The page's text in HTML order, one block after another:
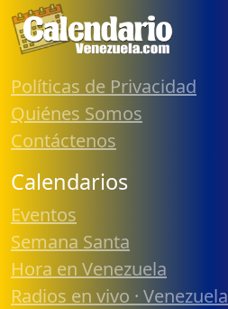
Políticas de Privacidad
Quiénes Somos
Contáctenos
Calendarios
Eventos
Semana Santa
Hora en Venezuela
Radios en vivo · Venezuela